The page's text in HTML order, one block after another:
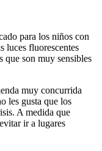
para los niños con
luces fluorescentes
que son muy sensibles
muy concurrida
les gusta que los
A medida que
ir a lugares